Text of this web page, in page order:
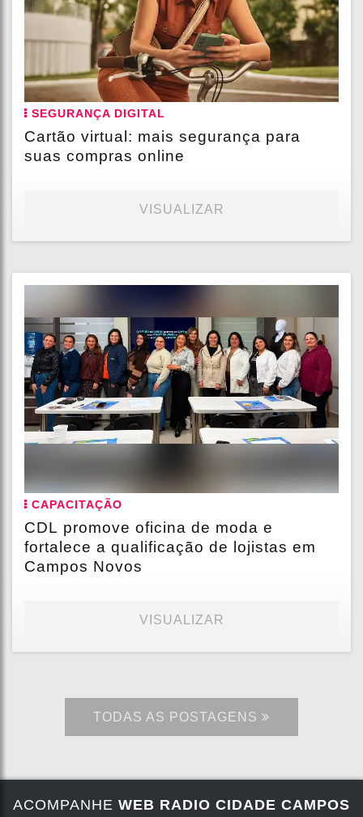
SEGURANÇA DIGITAL
Cartão virtual: mais segurança para
suas compras online
VISUALIZAR
CAPACITAÇÃO
CDL promove oficina de moda e
fortalece a qualificação de lojistas em
Campos Novos
VISUALIZAR
TODAS AS POSTAGENS
ACOMPANHE WEB RADIO CIDADE CAMPOS